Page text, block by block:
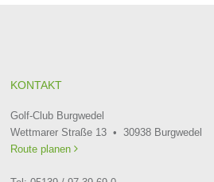
KONTAKT
Golf-Club Burgwedel
Wettmarer Straße 13 • 30938 Burgwedel
Route planen